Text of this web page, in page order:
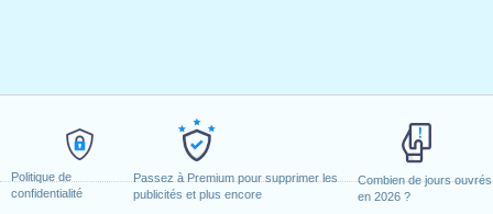
Politique de
confidentialité
Passez à Premium pour supprimer les
publicités et plus encore
Combien de jours ouvrés
en 2026 ?